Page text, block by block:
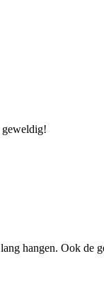
geweldig!
hangen. Ook de